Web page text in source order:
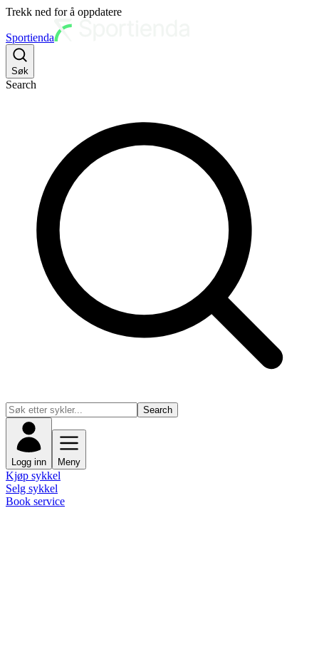
Trekk ned for å oppdatere
Sportienda
Søk
Search
Search
Logg inn Meny
Kjøp sykkel
Selg sykkel
Book service